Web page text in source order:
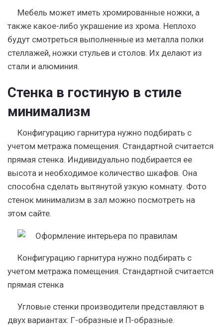
Мебель может иметь хромированные ножки, а
также какое-либо украшение из хрома. Неплохо
будут смотреться выполненные из металла полки
стеллажей, ножки стульев и столов. Их делают из
стали и алюминия.
Стенка в гостиную в стиле
минимализм
Конфигурацию гарнитура нужно подбирать с
учетом метража помещения. Стандартной считается
прямая стенка. Индивидуально подбирается ее
высота и необходимое количество шкафов. Она
способна сделать вытянутой узкую комнату. Фото
стенок минимализм в зал можно посмотреть на
этом сайте.
Конфигурацию гарнитура нужно подбирать с
учетом метража помещения. Стандартной считается
прямая стенка
Угловые стенки производители представляют в
двух вариантах: Г-образные и П-образные.